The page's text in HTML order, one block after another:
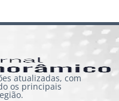
atualizadas, com
os principais